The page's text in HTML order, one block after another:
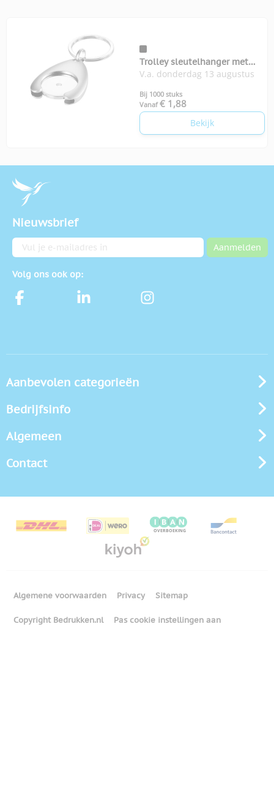
Trolley sleutelhanger met
munthouder
V.a. donderdag 13 augustus
Bij 1000 stuks
Vanaf € 1,88
Bekijk
Nieuwsbrief
E-mailadres Aanmelden
Volg ons ook op:
Aanbevolen categorieën
Bedrijfsinfo
Algemeen
Contact
Algemene voorwaarden Privacy Sitemap
Copyright Bedrukken.nl Pas cookie instellingen aan